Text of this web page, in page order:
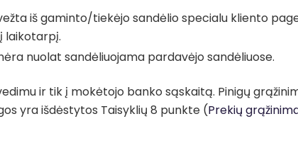
iš gaminto/tiekėjo sandėlio specialu kliento
laikotarpį.
nuolat sandėliuojama pardavėjo sandėliuose.
ir tik į mokėtojo banko sąskaitą. Pinigų
yra išdėstytos Taisyklių 8 punkte (Prekių